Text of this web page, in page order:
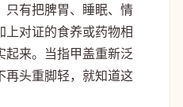
只有把脾胃、睡眠、情
上对证的食养或药物相
起来。当指甲盖重新泛
再头重脚轻，就知道这